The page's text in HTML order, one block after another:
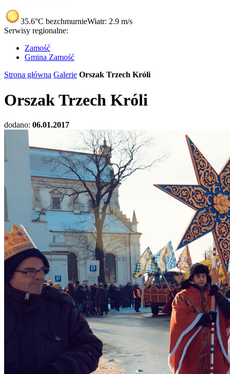
35.6°C bezchmurnieWiatr: 2.9 m/s
Serwisy regionalne:
Zamość
Gmina Zamość
Strona główna Galerie Orszak Trzech Króli
Orszak Trzech Króli
dodano: 06.01.2017